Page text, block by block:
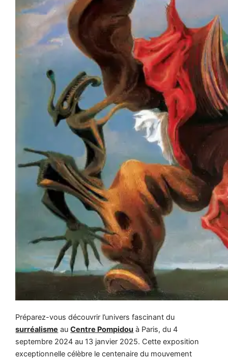
Préparez-vous découvrir l’univers fascinant du
surréalisme auCentre Pompidou à Paris, du 4
septembre 2024 au 13 janvier 2025. Cette exposition
exceptionnelle célèbre le centenaire du mouvement